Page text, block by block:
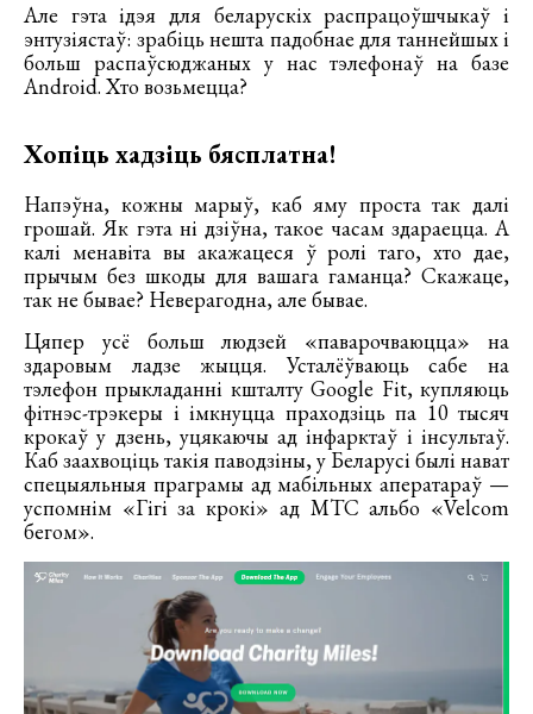
Але гэта ідэя для беларускіх распрацоўшчыкаў і
энтузіястаў: зрабіць нешта падобнае для таннейшых і
больш распаўсюджаных у нас тэлефонаў на базе
Android. Хто возьмецца?
Хопіць хадзіць бясплатна!
Напэўна, кожны марыў, каб яму проста так далі
грошай. Як гэта ні дзіўна, такое часам здараецца. А
калі менавіта вы акажацеся ў ролі таго, хто дае,
прычым без шкоды для вашага гаманца? Скажаце,
так не бывае? Неверагодна, але бывае.
Цяпер усё больш людзей «паварочваюцца» на
здаровым ладзе жыцця. Усталёўваюць сабе на
тэлефон прыкладанні кшталту Google Fit, купляюць
фітнэс-трэкеры і імкнуцца праходзіць па 10 тысяч
крокаў у дзень, уцякаючы ад інфарктаў і інсультаў.
Каб заахвоціць такія паводзіны, у Беларусі былі нават
спецыяльныя праграмы ад мабільных аператараў —
успомнім «Гігі за крокі» ад МТС альбо «Velcom
бегом».